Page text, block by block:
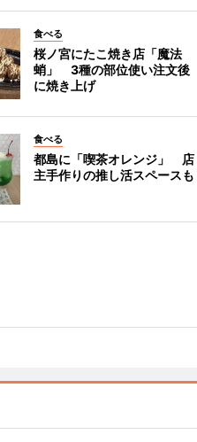
食べる
桜ノ宮にたこ焼き店「魔法
蛸」 3種の部位使い注文後
に焼き上げ
食べる
都島に「喫茶オレンジ」 店
主手作りの推し活スペースも